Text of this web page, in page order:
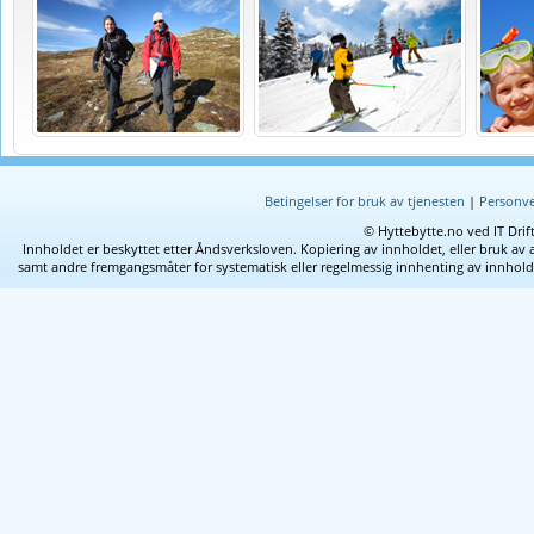
Betingelser for bruk av tjenesten |
© Hyttebytte.no ved IT
Innholdet er beskyttet etter Åndsverksloven. Kopiering av innholdet, eller bruk
samt andre fremgangsmåter for systematisk eller regelmessig innhenting av